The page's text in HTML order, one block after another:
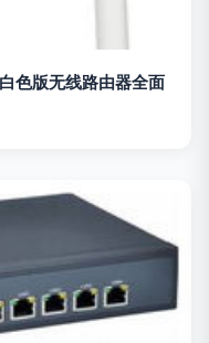
色版无线路由器全面